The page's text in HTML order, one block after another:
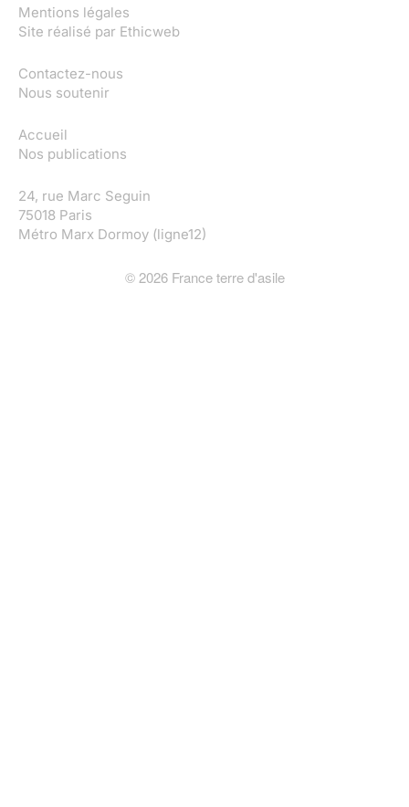
Mentions légales
Site réalisé par Ethicweb
Contactez-nous
Nous soutenir
Accueil
Nos publications
24, rue Marc Seguin
75018 Paris
Métro Marx Dormoy (ligne12)
© 2026France terre d'asile